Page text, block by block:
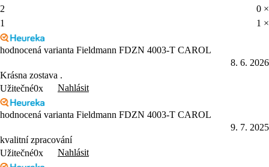
2
0 ×
1
1 ×
hodnocená varianta Fieldmann FDZN 4003-T CAROL
8. 6. 2026
Krásna zostava .
Užitečné0x Nahlásit
hodnocená varianta Fieldmann FDZN 4003-T CAROL
9. 7. 2025
kvalitní zpracování
Užitečné0x Nahlásit